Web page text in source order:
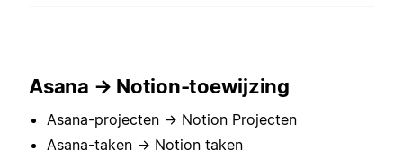
Asana → Notion-toewijzing
Asana-projecten → Notion Projecten
Asana-taken → Notion taken